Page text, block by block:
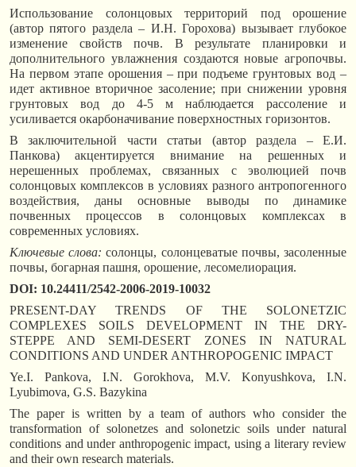
Использование солонцовых территорий под орошение
(автор пятого раздела – И.Н. Горохова) вызывает глубокое
изменение свойств почв. В результате планировки и
дополнительного увлажнения создаются новые агропочвы.
На первом этапе орошения – при подъеме грунтовых вод –
идет активное вторичное засоление; при снижении уровня
грунтовых вод до 4-5 м наблюдается рассоление и
усиливается окарбоначивание поверхностных горизонтов.
В заключительной части статьи (автор раздела – Е.И.
Панкова) акцентируется внимание на решенных и
нерешенных проблемах, связанных с эволюцией почв
солонцовых комплексов в условиях разного антропогенного
воздействия, даны основные выводы по динамике
почвенных процессов в солонцовых комплексах в
современных условиях.
Ключевые слова: солонцы, солонцеватые почвы, засоленные
почвы, богарная пашня, орошение, лесомелиорация.
DOI: 10.24411/2542-2006-2019-10032
PRESENT-DAY TRENDS OF THE SOLONETZIC
COMPLEXES SOILS DEVELOPMENT IN THE DRY-
STEPPE AND SEMI-DESERT ZONES IN NATURAL
CONDITIONS AND UNDER ANTHROPOGENIC IMPACT
Ye.I. Pankova, I.N. Gorokhova, M.V. Konyushkova, I.N.
Lyubimova, G.S. Bazykina
The paper is written by a team of authors who consider the
transformation of solonetzes and solonetzic soils under natural
conditions and under anthropogenic impact, using a literary review
and their own research materials.